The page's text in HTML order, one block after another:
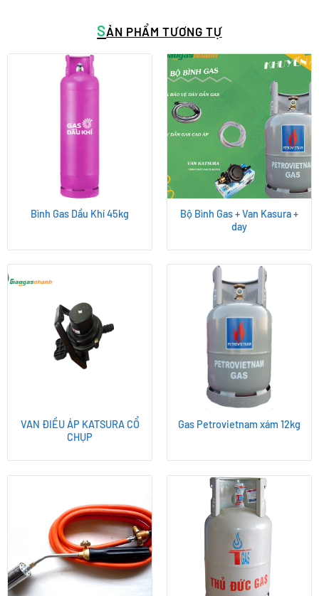
SẢN PHẨM TƯƠNG TỰ
Bình Gas Dầu Khí 45kg
Bộ Bình Gas + Van Kasura +
day
VAN ĐIỀU ÁP KATSURA CỔ
CHỤP
Gas Petrovietnam xám 12kg